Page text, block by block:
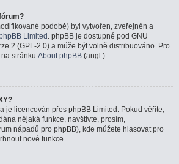
podobě) byl vytvořen, zveřejněn a
Limited . phpBB je dostupné pod GNU
2 (GPL-2.0) a může být volně distribuováno. Pro
stránku About phpBB (angl.).
je licencován přes phpBB Limited. Pokud věříte,
nějaká funkce, navštivte, prosím,
nápadů pro phpBB), kde můžete hlasovat pro
nové funkce.